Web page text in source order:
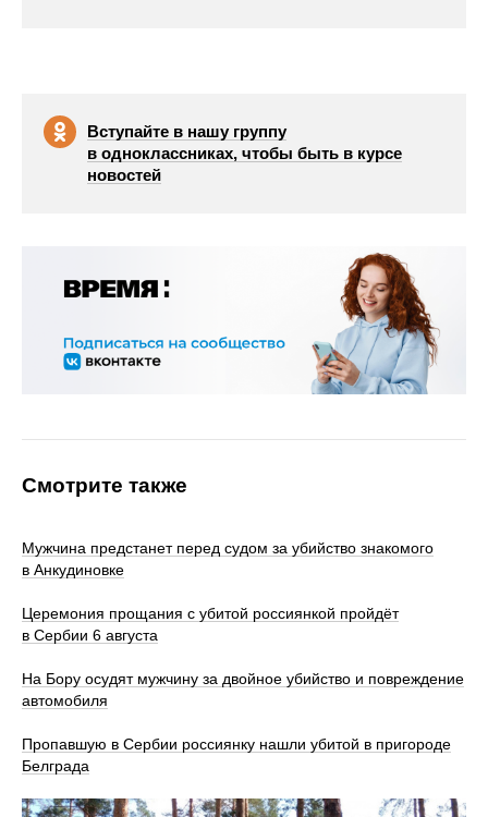
Вступайте в нашу группу
в одноклассниках, чтобы быть в курсе
новостей
Смотрите также
Мужчина предстанет перед судом за убийство знакомого
в Анкудиновке
Церемония прощания с убитой россиянкой пройдёт
в Сербии 6 августа
На Бору осудят мужчину за двойное убийство и повреждение
автомобиля
Пропавшую в Сербии россиянку нашли убитой в пригороде
Белграда